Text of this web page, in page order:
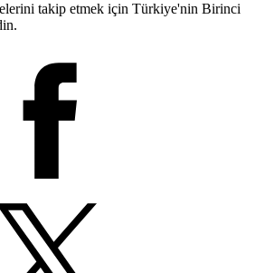
takip etmek için Türkiye'nin Birinci